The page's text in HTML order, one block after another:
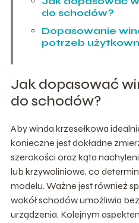
do schodów?
Dopasowanie
potrzeb
Jak dopasować
do schodów?
Aby winda krzesełkowa
konieczne jest dokładne
szerokości oraz kąta
lub krzywoliniowe, co
modelu. Ważne jest również
wokół schodów umożliwia
urządzenia. Kolejnym